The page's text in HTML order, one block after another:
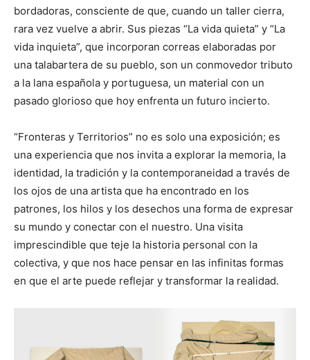
bordadoras, consciente de que, cuando un taller cierra,
rara vez vuelve a abrir. Sus piezas “La vida quieta” y “La
vida inquieta”, que incorporan correas elaboradas por
una talabartera de su pueblo, son un conmovedor tributo
a la lana española y portuguesa, un material con un
pasado glorioso que hoy enfrenta un futuro incierto.
“Fronteras y Territorios” no es solo una exposición; es
una experiencia que nos invita a explorar la memoria, la
identidad, la tradición y la contemporaneidad a través de
los ojos de una artista que ha encontrado en los
patrones, los hilos y los desechos una forma de expresar
su mundo y conectar con el nuestro. Una visita
imprescindible que teje la historia personal con la
colectiva, y que nos hace pensar en las infinitas formas
en que el arte puede reflejar y transformar la realidad.